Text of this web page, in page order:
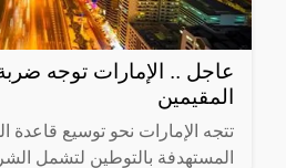
عاجل .. الإمارات توجه
المقيمين
تتجه الإمارات نحو توسيع قاعدة
المستهدفة بالتوطين لتشمل